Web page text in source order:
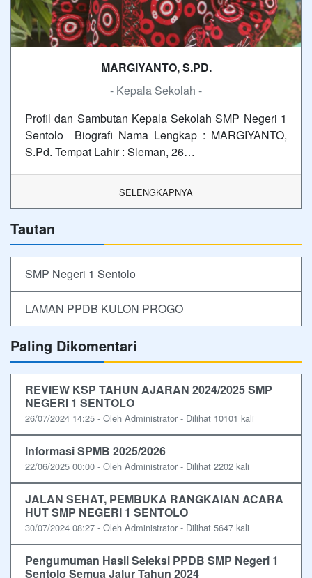
MARGIYANTO, S.PD.
- Kepala Sekolah -
Profil dan Sambutan Kepala Sekolah SMP Negeri 1
Sentolo Biografi Nama Lengkap : MARGIYANTO,
S.Pd. Tempat Lahir : Sleman, 26…
SELENGKAPNYA
Tautan
SMP Negeri 1 Sentolo
LAMAN PPDB KULON PROGO
Paling Dikomentari
REVIEW KSP TAHUN AJARAN 2024/2025 SMP
NEGERI 1 SENTOLO
26/07/2024 14:25 - Oleh Administrator - Dilihat 10101 kali
Informasi SPMB 2025/2026
22/06/2025 00:00 - Oleh Administrator - Dilihat 2202 kali
JALAN SEHAT, PEMBUKA RANGKAIAN ACARA
HUT SMP NEGERI 1 SENTOLO
30/07/2024 08:27 - Oleh Administrator - Dilihat 5647 kali
Pengumuman Hasil Seleksi PPDB SMP Negeri 1
Sentolo Semua Jalur Tahun 2024